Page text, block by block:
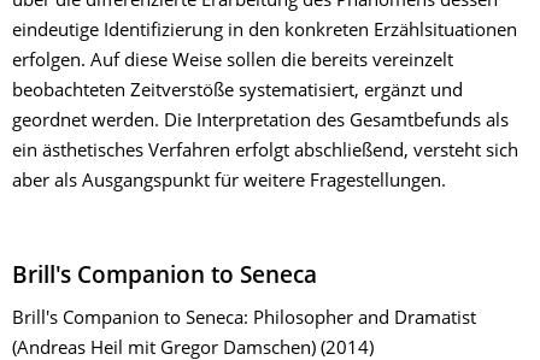
eindeutige Identifizierung in den konkreten Erzählsituationen
erfolgen. Auf diese Weise sollen die bereits vereinzelt
beobachteten Zeitverstöße systematisiert, ergänzt und
geordnet werden. Die Interpretation des Gesamtbefunds als
ein ästhetisches Verfahren erfolgt abschließend, versteht sich
aber als Ausgangspunkt für weitere Fragestellungen.
Brill's Companion to Seneca
Brill's Companion to Seneca: Philosopher and Dramatist
(Andreas Heil mit Gregor Damschen) (2014)